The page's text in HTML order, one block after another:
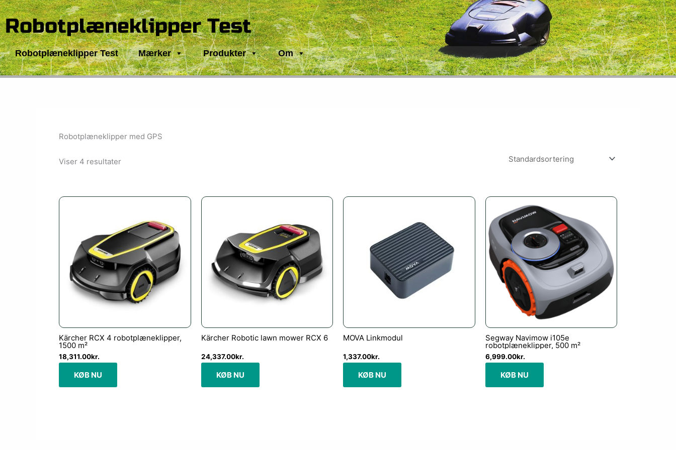
Gå
til
indholdet
Robotplæneklipper Test
Robotplæneklipper Test Mærker Produkter Om
Robotplæneklipper med GPS
Viser 4 resultater
Kärcher RCX 4 robotplæneklipper,
1500 m²
18,311.00kr.
KØB NU
Kärcher Robotic lawn mower RCX 6
24,337.00kr.
KØB NU
MOVA Linkmodul
1,337.00kr.
KØB NU
Segway Navimow i105e
robotplæneklipper, 500 m²
6,999.00kr.
KØB NU